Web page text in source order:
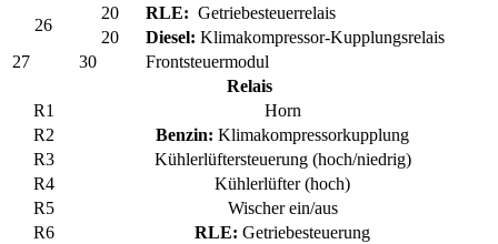
26
20 RLE: Getriebesteuerrelais
20
Diesel: Klimakompressor-Kupplungsrelais
27
30
Frontsteuermodul
Relais
R1
Horn
R2
Benzin: Klimakompressorkupplung
R3
Kühlerlüftersteuerung (hoch/niedrig)
R4
Kühlerlüfter (hoch)
R5
Wischer ein/aus
R6
RLE: Getriebesteuerung